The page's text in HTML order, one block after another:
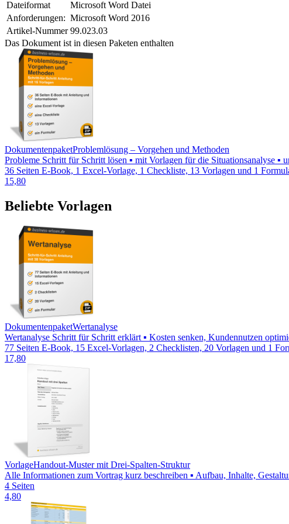
Dateiformat
Microsoft Word Datei
Anforderungen: Microsoft Word 2016
Artikel-Nummer 99.023.03
Das Dokument ist in diesen Paketen enthalten
DokumentenpaketProblemlösung – Vorgehen und Methoden
Probleme Schritt für Schritt lösen ▪ mit Vorlagen für die Situationsanalyse
36 Seiten E-Book, 1 Excel-Vorlage, 1 Checkliste, 13 Vorlagen und 1
15,80
Beliebte Vorlagen
DokumentenpaketWertanalyse
Wertanalyse Schritt für Schritt erklärt ▪ Kosten senken, Kundennutzen
77 Seiten E-Book, 15 Excel-Vorlagen, 2 Checklisten, 20 Vorlagen und 1
17,80
VorlageHandout-Muster mit Drei-Spalten-Struktur
Alle Informationen zum Vortrag kurz beschreiben ▪ Aufbau, Inhalte,
4 Seiten
4,80